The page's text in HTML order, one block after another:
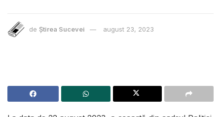
de Știrea Sucevei august 23, 2023